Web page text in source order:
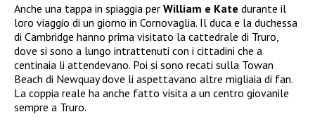
Anche una tappa in spiaggia per William e Kate durante il
loro viaggio di un giorno in Cornovaglia. Il duca e la duchessa
di Cambridge hanno prima visitato la cattedrale di Truro,
dove si sono a lungo intrattenuti con i cittadini che a
centinaia li attendevano. Poi si sono recati sulla Towan
Beach di Newquay dove li aspettavano altre migliaia di fan.
La coppia reale ha anche fatto visita a un centro giovanile
sempre a Truro.